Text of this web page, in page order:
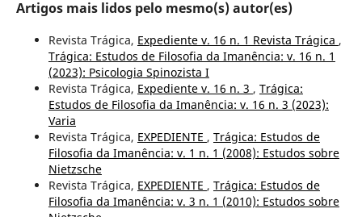
Artigos mais lidos pelo mesmo(s) autor(es)
Revista Trágica, Expediente v. 16 n. 1 Revista Trágica ,
Trágica: Estudos de Filosofia da Imanência: v. 16 n. 1
(2023): Psicologia Spinozista I
Revista Trágica, Expediente v. 16 n. 3 , Trágica:
Estudos de Filosofia da Imanência: v. 16 n. 3 (2023):
Varia
Revista Trágica, EXPEDIENTE , Trágica: Estudos de
Filosofia da Imanência: v. 1 n. 1 (2008): Estudos sobre
Nietzsche
Revista Trágica, EXPEDIENTE , Trágica: Estudos de
Filosofia da Imanência: v. 3 n. 1 (2010): Estudos sobre